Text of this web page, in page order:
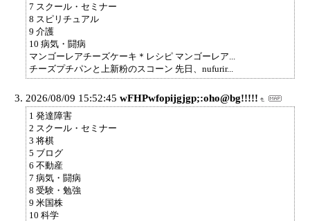
7 スクール・セミナー
8 スピリチュアル
9 介護
10 病気・闘病
マンゴーレアチーズケーキ＊レシピ マンゴーレア...
チーズプチパンと上新粉のスコーン 先日、nufurir...
2026/08/09 15:52:45 wFHPwfopijgjgp;:oho@bg!!!!!
1 発達障害
2 スクール・セミナー
3 将棋
5 ブログ
6 不動産
7 病気・闘病
8 受験・勉強
9 米国株
10 科学